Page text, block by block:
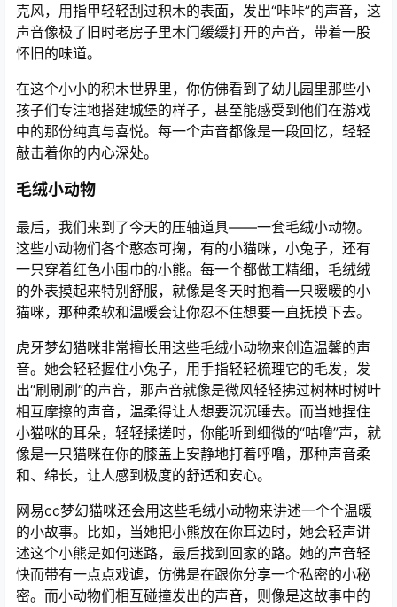
克风，用指甲轻轻刮过积木的表面，发出“咔咔”的声音，这
声音像极了旧时老房子里木门缓缓打开的声音，带着一股
怀旧的味道。
在这个小小的积木世界里，你仿佛看到了幼儿园里那些小
孩子们专注地搭建城堡的样子，甚至能感受到他们在游戏
中的那份纯真与喜悦。每一个声音都像是一段回忆，轻轻
敲击着你的内心深处。
毛绒小动物
最后，我们来到了今天的压轴道具——一套毛绒小动物。
这些小动物们各个憨态可掬，有的小猫咪，小兔子，还有
一只穿着红色小围巾的小熊。每一个都做工精细，毛绒绒
的外表摸起来特别舒服，就像是冬天时抱着一只暖暖的小
猫咪，那种柔软和温暖会让你忍不住想要一直抚摸下去。
虎牙梦幻猫咪非常擅长用这些毛绒小动物来创造温馨的声
音。她会轻轻握住小兔子，用手指轻轻梳理它的毛发，发
出“刷刷刷”的声音，那声音就像是微风轻轻拂过树林时树叶
相互摩擦的声音，温柔得让人想要沉沉睡去。而当她捏住
小猫咪的耳朵，轻轻揉搓时，你能听到细微的“咕噜”声，就
像是一只猫咪在你的膝盖上安静地打着呼噜，那种声音柔
和、绵长，让人感到极度的舒适和安心。
网易cc梦幻猫咪还会用这些毛绒小动物来讲述一个个温暖
的小故事。比如，当她把小熊放在你耳边时，她会轻声讲
述这个小熊是如何迷路，最后找到回家的路。她的声音轻
快而带有一点点戏谑，仿佛是在跟你分享一个私密的小秘
密。而小动物们相互碰撞发出的声音，则像是这故事中的